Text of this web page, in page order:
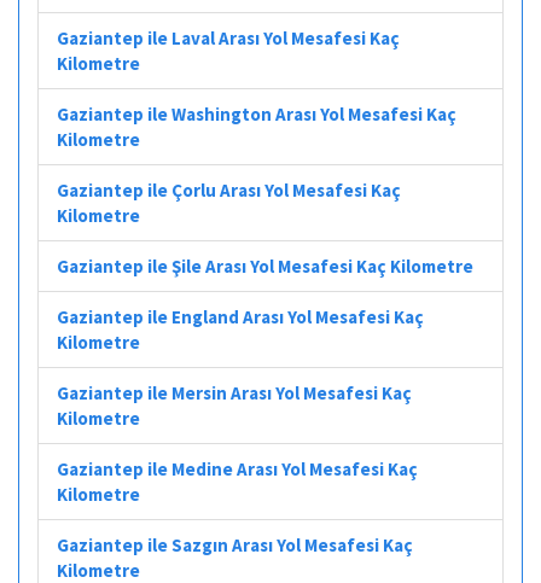
Gaziantep ile Laval Arası Yol Mesafesi Kaç
Kilometre
Gaziantep ile Washington Arası Yol Mesafesi Kaç
Kilometre
Gaziantep ile Çorlu Arası Yol Mesafesi Kaç
Kilometre
Gaziantep ile Şile Arası Yol Mesafesi Kaç Kilometre
Gaziantep ile England Arası Yol Mesafesi Kaç
Kilometre
Gaziantep ile Mersin Arası Yol Mesafesi Kaç
Kilometre
Gaziantep ile Medine Arası Yol Mesafesi Kaç
Kilometre
Gaziantep ile Sazgın Arası Yol Mesafesi Kaç
Kilometre